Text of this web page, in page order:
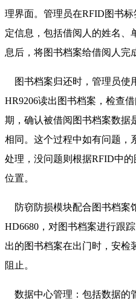
理界面。管理员在RFID图书
定信息，包括借阅人的姓名、
息后，将图书档案给借阅人完
图书档案归还时，管理员使
HR9206读出图书档案，检查
期，确认被借阅图书档案数据
相同。这个过程中如有问题，
处理，没问题则根据RFID中
位置。
防窃防损模块配合图书档案
HD6680，对图书档案进行跟
出的图书档案在出门时，安检
阻止。
数据中心管理：包括数据的